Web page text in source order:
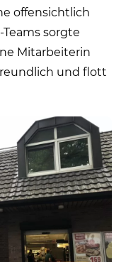
offensichtlich
sorgte
Mitarbeiterin
und flott